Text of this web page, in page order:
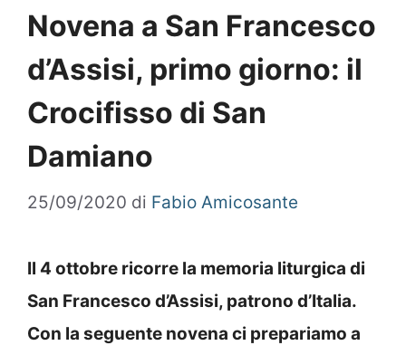
Novena a San Francesco
d’Assisi, primo giorno: il
Crocifisso di San
Damiano
25/09/2020 di Fabio Amicosante
Il 4 ottobre ricorre la memoria liturgica di
San Francesco d’Assisi, patrono d’Italia.
Con la seguente novena ci prepariamo a